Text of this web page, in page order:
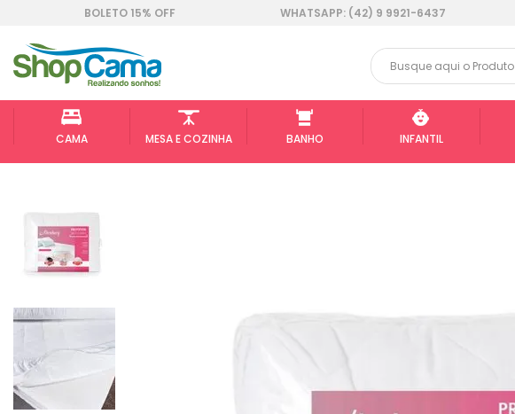
BOLETO 15% OFF WHATSAPP: (42) 9 9921-6437
CAMA MESA E COZINHA BANHO INFANTIL